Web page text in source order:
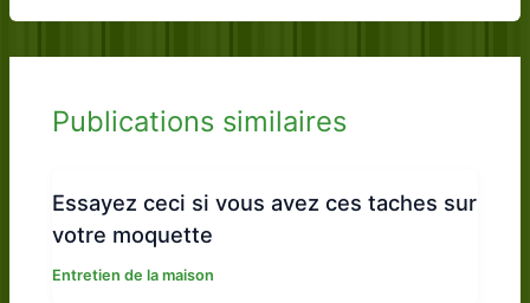
Publications similaires
Essayez ceci si vous avez ces taches sur
votre moquette
Entretien de la maison